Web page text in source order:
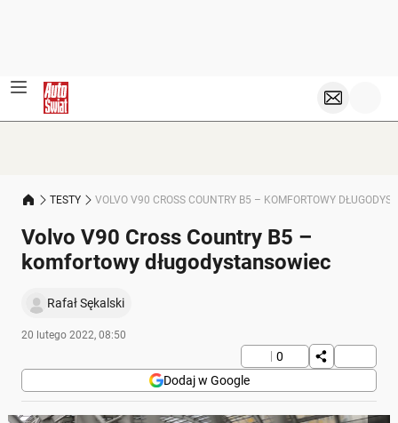
TESTY VOLVO V90 CROSS COUNTRY B5 – KOMFORTOWY
Volvo V90 Cross Country B5 –
komfortowy długodystansowiec
Rafał Sękalski
20 lutego 2022, 08:50
0
Dodaj w Google